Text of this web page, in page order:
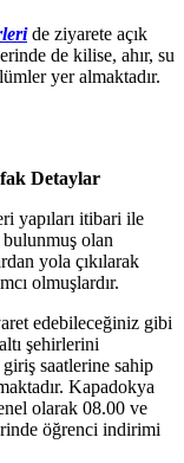
de ziyarete açık
de kilise, ahır, su
yer almaktadır.
Detaylar
yapıları itibari ile
olan
yola çıkılarak
olmuşlardır.
edebileceğiniz gibi
şehirlerini
saatlerine sahip
Kapadokya
olarak 08.00 ve
öğrenci indirimi